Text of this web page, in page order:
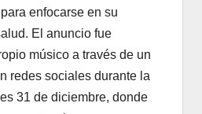
enfocarse en su
El anuncio fue
músico a través de un
redes sociales durante la
31 de diciembre, donde